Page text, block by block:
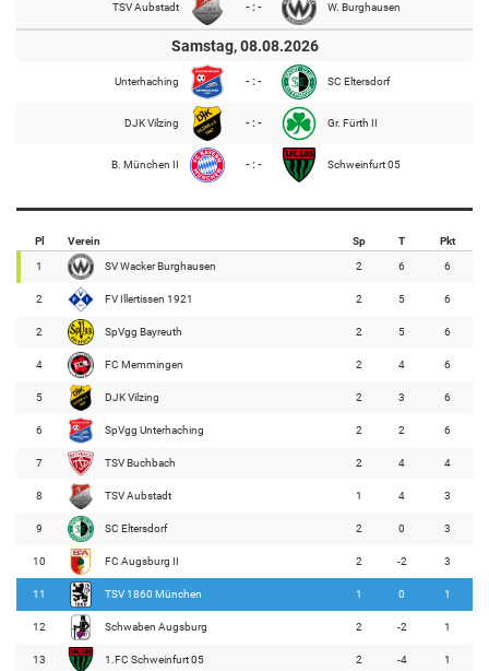
TSV Aubstadt - : - W. Burghausen
Samstag, 08.08.2026
Unterhaching - : - SC Eltersdorf
DJK Vilzing - : - Gr. Fürth II
B. München II - : - Schweinfurt 05
Pl Verein Sp T Pkt
1 SV Wacker Burghausen 2 6 6
2 FV Illertissen 1921 2 5 6
2 SpVgg Bayreuth 2 5 6
4 FC Memmingen 2 4 6
5 DJK Vilzing 2 3 6
6 SpVgg Unterhaching 2 2 6
7 TSV Buchbach 2 4 4
8 TSV Aubstadt 1 4 3
9 SC Eltersdorf 2 0 3
10 FC Augsburg II 2 -2 3
11 TSV 1860 München 1 0 1
12 Schwaben Augsburg 2 -2 1
13 1.FC Schweinfurt 05 2 -4 1